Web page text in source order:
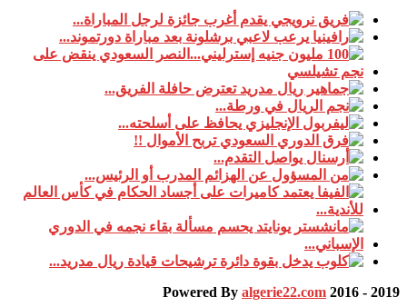
Powered By algerie22.com 2016 - 2019